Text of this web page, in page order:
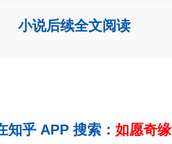
小说后续全文阅读
知乎 APP 搜索： 如愿奇缘